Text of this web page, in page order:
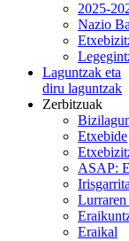
2025-
Nazio
Laguntzak eta
diru laguntzak
Zerbitzuak
Etxebide
ASAP:
Lurraren
Eraikal